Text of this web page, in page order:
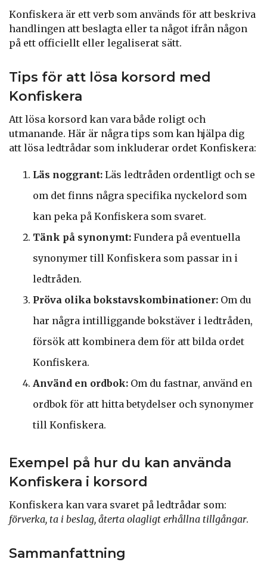
Konfiskera är ett verb som används för att beskriva
handlingen att beslagta eller ta något ifrån någon
på ett officiellt eller legaliserat sätt.
Tips för att lösa korsord med
Konfiskera
Att lösa korsord kan vara både roligt och
utmanande. Här är några tips som kan hjälpa dig
att lösa ledtrådar som inkluderar ordet Konfiskera:
Läs noggrant: Läs ledtråden ordentligt och se
om det finns några specifika nyckelord som
kan peka på Konfiskera som svaret.
Tänk på synonymt: Fundera på eventuella
synonymer till Konfiskera som passar in i
ledtråden.
Pröva olika bokstavskombinationer: Om du
har några intilliggande bokstäver i ledtråden,
försök att kombinera dem för att bilda ordet
Konfiskera.
Använd en ordbok: Om du fastnar, använd en
ordbok för att hitta betydelser och synonymer
till Konfiskera.
Exempel på hur du kan använda
Konfiskera i korsord
Konfiskera kan vara svaret på ledtrådar som:
förverka, ta i beslag, återta olagligt erhållna tillgångar.
Sammanfattning